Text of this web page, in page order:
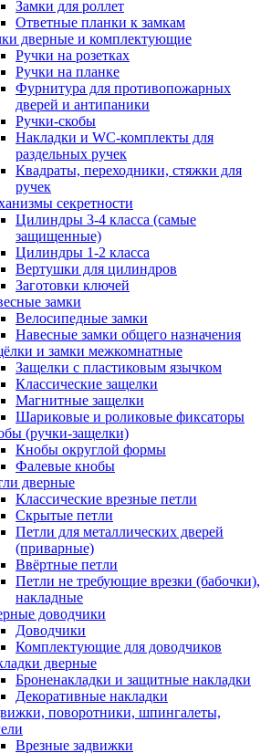
Замки для роллет
Ответные планки к замкам
дверные и комплектующие
Ручки на розетках
Ручки на планке
Фурнитура для противопожарных
дверей и антипаники
Ручки-скобы
Накладки и WC-комплекты для
раздельных ручек
Квадраты, переходники, стяжки для
ручек
секретности
Цилиндры 3-4 класса (самые
защищенные)
Цилиндры 1-2 класса
Вертушки для цилиндров
Заготовки ключей
замки
Велосипедные замки
Навесные замки общего назначения
и замки межкомнатные
Защелки с пластиковым язычком
Классические защелки
Магнитные защелки
Шариковые и роликовые фиксаторы
(ручки-защелки)
Кнобы округлой формы
Фалевые кнобы
дверные
Классические врезные петли
Скрытые петли
Петли для металлических дверей
(приварные)
Ввёртные петли
Петли не требующие врезки (бабочки),
накладные
доводчики
Доводчики
Комплектующие для доводчиков
дверные
Броненакладки и защитные накладки
Декоративные накладки
поворотники, шпингалеты,
Врезные задвижки